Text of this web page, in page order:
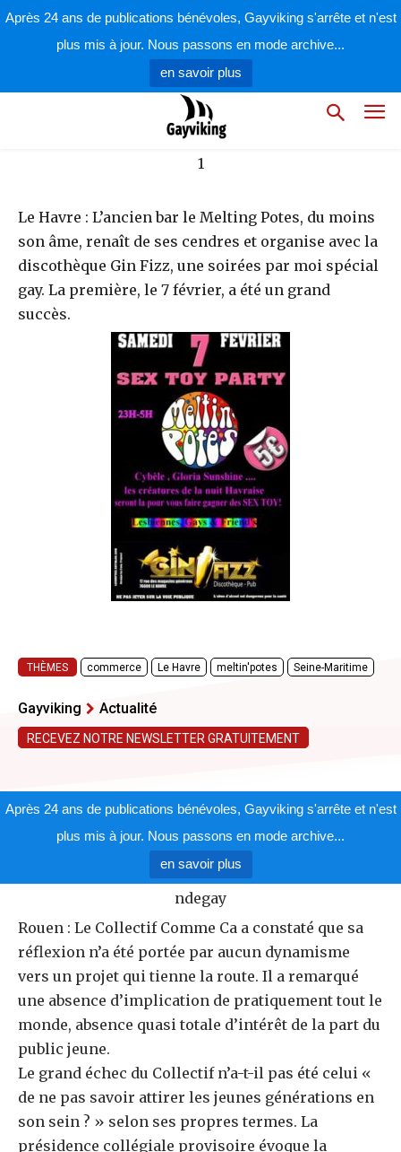
Après 24 ans de publications bénévoles, Gayviking s'arrête et n'est
plus mis à jour. Nous passons en mode archive...
en savoir plus
parla rédaction 5 février 2009
Le Havre : L’ancien bar le Melting Potes, du moins
son âme, renaît de ses cendres et organise avec la
discothèque Gin Fizz, une soirées par moi spécial
gay. La première, le 7 février, a été un grand
succès.
THÈMES commerce Le Havre meltin'potes Seine-Maritime
Gayviking Actualité
RECEVEZ NOTRE NEWSLETTER GRATUITEMENT